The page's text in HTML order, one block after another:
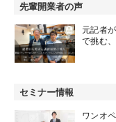
先輩開業者の声
元記者
で挑む
セミナー情報
ワンオ